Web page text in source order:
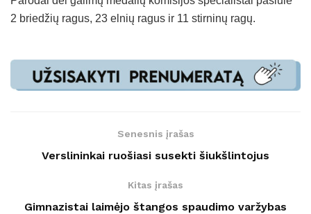
2 briedžių ragus, 23 elnių ragus ir 11 stirninų ragų.
Senesnis įrašas
Verslininkai ruošiasi susekti šiukšlintojus
Kitas įrašas
Gimnazistai laimėjo štangos spaudimo varžybas